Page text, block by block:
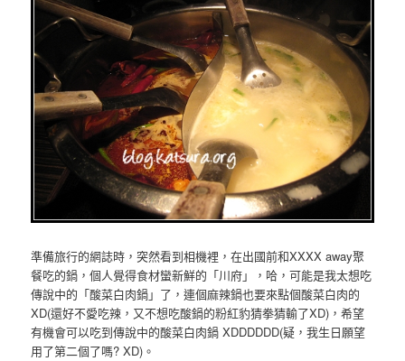
準備旅行的網誌時，突然看到相機裡，在出國前和XXXX away聚
餐吃的鍋，個人覺得食材蠻新鮮的「川府」，哈，可能是我太想吃
傳說中的「酸菜白肉鍋」了，連個麻辣鍋也要來點個酸菜白肉的
XD(還好不愛吃辣，又不想吃酸鍋的粉紅豹猜拳猜輸了XD)，希望
有機會可以吃到傳說中的酸菜白肉鍋 XDDDDDD(疑，我生日願望
用了第二個了嗎? XD)。